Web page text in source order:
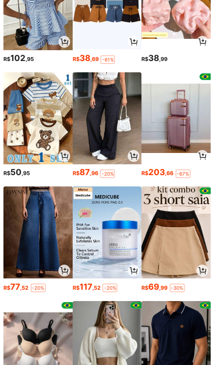
R$102,95 R$38,69 -61% R$38,99
R$50,95 R$87,96 -20% R$203,66 -67%
R$77 ,52 -20% R$117 ,52 -20% R$69 ,99 -30%